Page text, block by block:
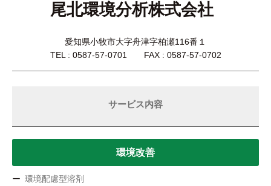
尾北環境分析株式会社
愛知県小牧市大字舟津字柏瀬116番１
TEL : 0587-57-0701 FAX : 0587-57-0702
サービス内容
環境改善
環境配慮型溶剤